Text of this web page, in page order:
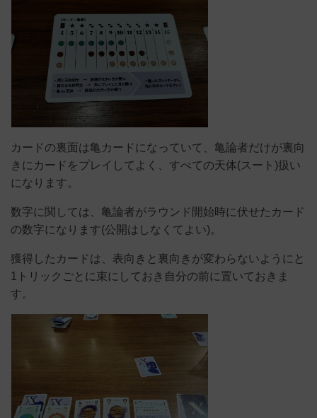
カードの裏面は亀カードになっていて、亀論者だけが裏向
きにカードをプレイしてよく、すべての天体(スート)扱い
になります。
数字に関しては、亀論者がラウンド開始時に伏せたカード
の数字になります(公開はしなくてよい)。
獲得したカードは、表向きと裏向きが変わらないようにと
1トリックごとに束にしておき自分の前に置いておきま
す。